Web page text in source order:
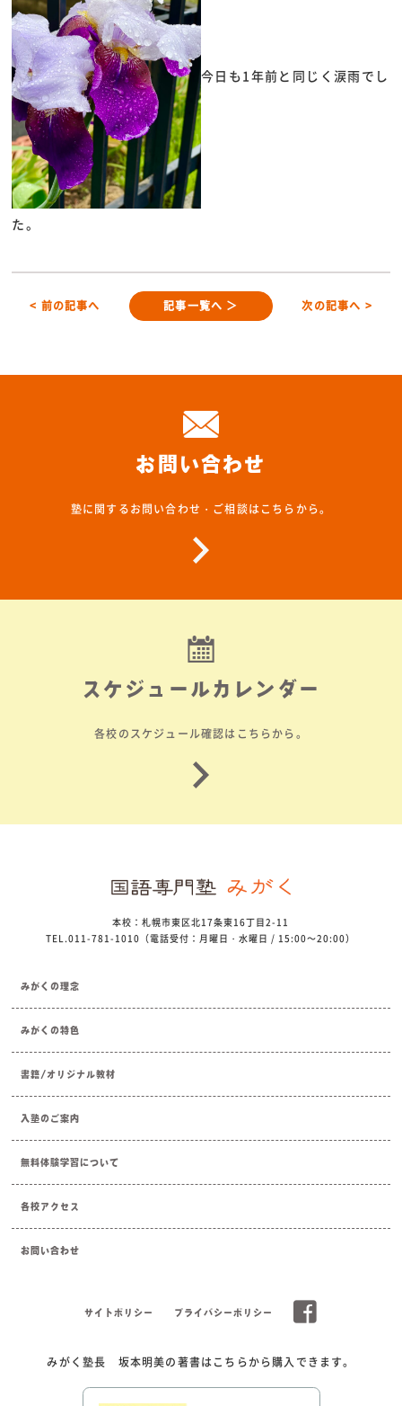
今日も1年前と同じく涙雨でし
た。
< 前の記事へ 記事一覧へ ＞ 次の記事へ >
お問い合わせ
塾に関するお問い合わせ・ご相談はこちらから。
スケジュールカレンダー
各校のスケジュール確認はこちらから。
本校：札幌市東区北17条東16丁目2-11
TEL.011-781-1010（電話受付：月曜日・水曜日 / 15:00～20:00）
みがくの理念
みがくの特色
書籍/オリジナル教材
入塾のご案内
無料体験学習について
各校アクセス
お問い合わせ
サイトポリシー プライバシーポリシー
みがく塾長 坂本明美の著書はこちらから購入できます。